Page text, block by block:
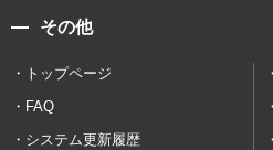
その他
トップページ
FAQ
システム更新履歴